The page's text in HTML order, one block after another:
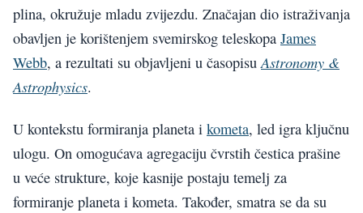
plina, okružuje mladu zvijezdu. Značajan dio istraživanja
obavljen je korištenjem svemirskog teleskopa James
Webb, a rezultati su objavljeni u časopisu Astronomy &
Astrophysics.
U kontekstu formiranja planeta i kometa, led igra ključnu
ulogu. On omogućava agregaciju čvrstih čestica prašine
u veće strukture, koje kasnije postaju temelj za
formiranje planeta i kometa. Također, smatra se da su